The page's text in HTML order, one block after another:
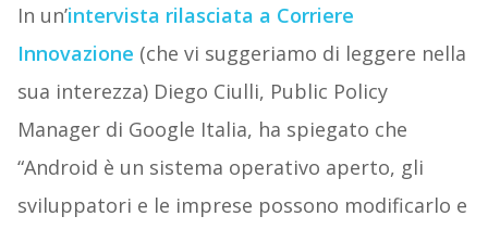
In un’intervista rilasciata a Corriere
Innovazione (che vi suggeriamo di leggere nella
sua interezza) Diego Ciulli, Public Policy
Manager di Google Italia, ha spiegato che
“Android è un sistema operativo aperto, gli
sviluppatori e le imprese possono modificarlo e